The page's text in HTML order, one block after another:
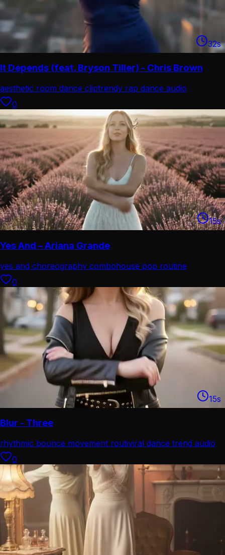
32s
It Depends (feat. Bryson Tiller) - Chris Brown
aesthetic room dance cliptrendy rap dance audio
0
15s
Yes And – Ariana Grande
yes and choreography combohouse pop routine
0
15s
Blur - Three
rhythmic bounce movement routiviral dance trend audio
0